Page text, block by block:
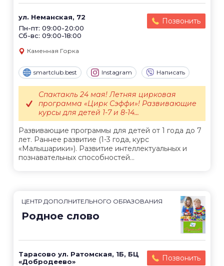
ул. Неманская, 72
Пн-пт: 09:00-20:00
Сб-вс: 09:00-18:00
Позвонить
Каменная Горка
smartclub.best Instagram Написать
Развивающие программы для детей от 1 года до 7
лет. Раннее развитие (1-3 года, курс
«Малышарики»). Развитие интеллектуальных и
познавательных способностей...
Спактакль 24 мая! Летняя цирковая
программа «Цирк Сэффи»! Развивающие
курсы для детей 1-7 и 8-14...
ЦЕНТР ДОПОЛНИТЕЛЬНОГО ОБРАЗОВАНИЯ
Родное слово
Тарасово ул. Ратомская, 1Б, БЦ
«Добродеево»
Позвонить